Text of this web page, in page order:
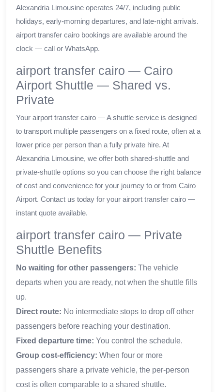
Alexandria Limousine operates 24/7, including public
holidays, early-morning departures, and late-night arrivals.
airport transfer cairo bookings are available around the
clock — call or WhatsApp.
airport transfer cairo — Cairo
Airport Shuttle — Shared vs.
Private
Your airport transfer cairo — A shuttle service is designed
to transport multiple passengers on a fixed route, often at a
lower price per person than a fully private hire. At
Alexandria Limousine, we offer both shared-shuttle and
private-shuttle options so you can choose the right balance
of cost and convenience for your journey to or from Cairo
Airport. Contact us today for your airport transfer cairo —
instant quote available.
airport transfer cairo — Private
Shuttle Benefits
No waiting for other passengers: The vehicle
departs when you are ready, not when the shuttle fills
up.
Direct route: No intermediate stops to drop off other
passengers before reaching your destination.
Fixed departure time: You control the schedule.
Group cost-efficiency: When four or more
passengers share a private vehicle, the per-person
cost is often comparable to a shared shuttle.